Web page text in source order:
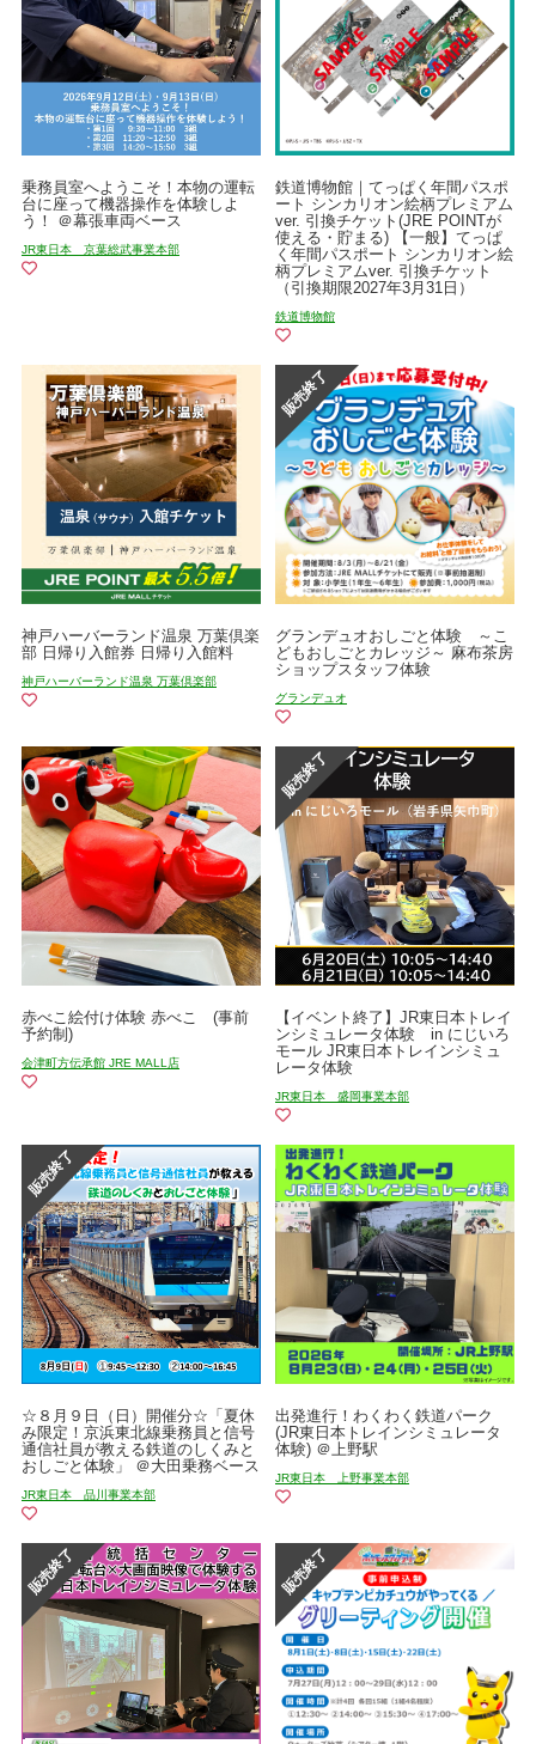
乗務員室へようこそ！本物の運転
台に座って機器操作を体験しよ
う！ ＠幕張車両ベース
JR東日本 京葉総武事業本部
鉄道博物館｜てっぱく年間パスポ
ート シンカリオン絵柄プレミアム
ver. 引換チケット(JRE POINTが
使える・貯まる) 【一般】てっぱ
く年間パスポート シンカリオン絵
柄プレミアムver. 引換チケット
（引換期限2027年3月31日）
鉄道博物館
神戸ハーバーランド温泉 万葉倶楽
部 日帰り入館券 日帰り入館料
神戸ハーバーランド温泉 万葉倶楽部
グランデュオおしごと体験 ～こ
どもおしごとカレッジ～ 麻布茶房
ショップスタッフ体験
グランデュオ
赤べこ絵付け体験 赤べこ (事前
予約制)
会津町方伝承館 JRE MALL店
【イベント終了】JR東日本トレイ
ンシミュレータ体験 in にじいろ
モール JR東日本トレインシミュ
レータ体験
JR東日本 盛岡事業本部
☆８月９日（日）開催分☆「夏休
み限定！京浜東北線乗務員と信号
通信社員が教える鉄道のしくみと
おしごと体験」 ＠大田乗務ベース
JR東日本 品川事業本部
出発進行！わくわく鉄道パーク
(JR東日本トレインシミュレータ
体験) ＠上野駅
JR東日本 上野事業本部